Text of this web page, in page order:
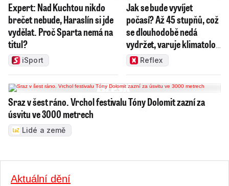
Expert: Nad Kuchtou nikdo
brečet nebude, Haraslín si jde
vydělat. Proč Sparta nemá na
titul?
iSport
Jak se bude vyvíjet
počasí? Až 45 stupňů, což
se dlouhodobě nedá
vydržet, varuje klimatolog
Radim Tolasz
Reflex
Sraz v šest ráno. Vrchol festivalu Tóny Dolomit zazní za
úsvitu ve 3000 metrech
Lidé a země
Aktuální dění